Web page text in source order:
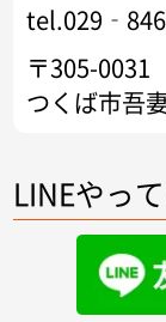
〒305-0031
つくば市吾
LINEやっ